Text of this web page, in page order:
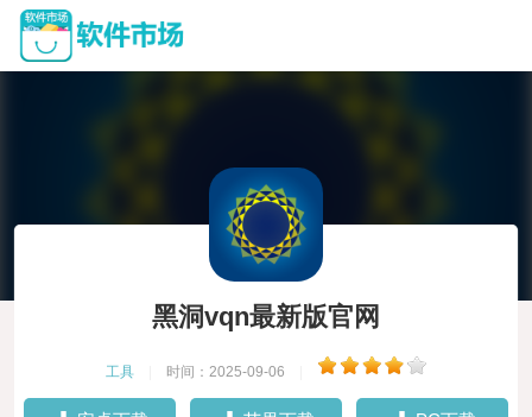
黑洞vqn最新版官网
工具 时间：2025-09-06